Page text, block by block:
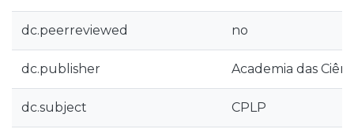
dc.peerreviewed no
dc.publisher Academia das
dc.subject CPLP